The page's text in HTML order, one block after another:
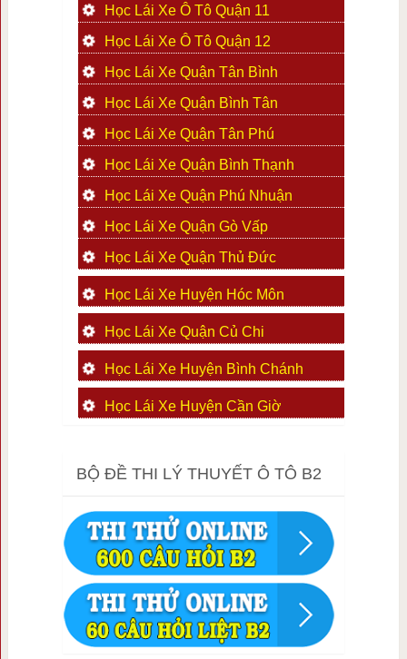
Học Lái Xe Ô Tô Quận 11
Học Lái Xe Ô Tô Quận 12
Học Lái Xe Quận Tân Bình
Học Lái Xe Quận Bình Tân
Học Lái Xe Quận Tân Phú
Học Lái Xe Quận Bình Thạnh
Học Lái Xe Quận Phú Nhuận
Học Lái Xe Quận Gò Vấp
Học Lái Xe Quận Thủ Đức
Học Lái Xe Huyện Hóc Môn
Học Lái Xe Quận Củ Chi
Học Lái Xe Huyện Bình Chánh
Học Lái Xe Huyện Cần Giờ
BỘ ĐỀ THI LÝ THUYẾT Ô TÔ B2